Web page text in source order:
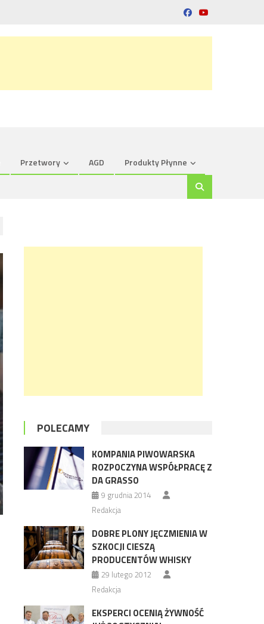
Przetwory AGD Produkty Płynne
POLECAMY
KOMPANIA PIWOWARSKA
ROZPOCZYNA WSPÓŁPRACĘ Z
DA GRASSO
9 grudnia 2014
Redakcja
DOBRE PLONY JĘCZMIENIA W
SZKOCJI CIESZĄ
PRODUCENTÓW WHISKY
29 lutego 2012
Redakcja
EKSPERCI OCENIĄ ŻYWNOŚĆ